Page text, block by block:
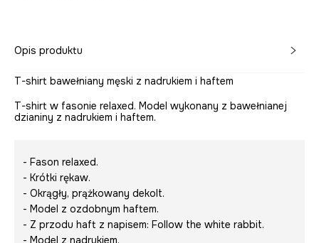
Opis produktu
T-shirt bawełniany męski z nadrukiem i haftem
T-shirt w fasonie relaxed. Model wykonany z bawełnianej
dzianiny z nadrukiem i haftem.
- Fason relaxed.
- Krótki rękaw.
- Okrągły, prążkowany dekolt.
- Model z ozdobnym haftem.
- Z przodu haft z napisem: Follow the white rabbit.
- Model z nadrukiem.